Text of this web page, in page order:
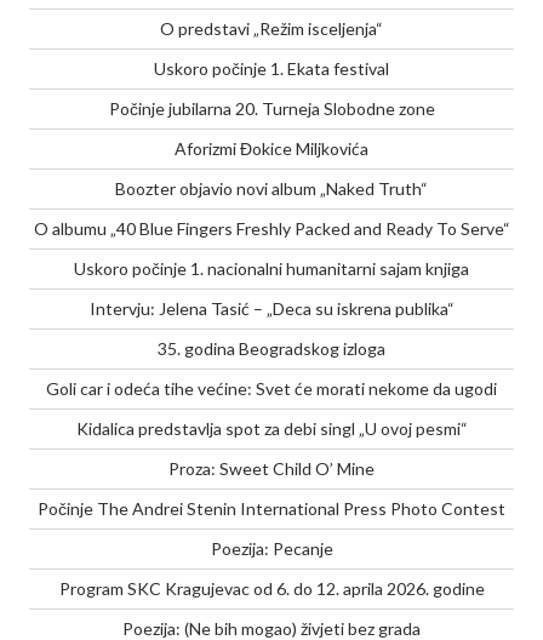
O predstavi „Režim isceljenja“
Uskoro počinje 1. Ekata festival
Počinje jubilarna 20. Turneja Slobodne zone
Aforizmi Đokice Miljkovića
Boozter objavio novi album „Naked Truth“
O albumu „40 Blue Fingers Freshly Packed and Ready To Serve“
Uskoro počinje 1. nacionalni humanitarni sajam knjiga
Intervju: Jelena Tasić – „Deca su iskrena publika“
35. godina Beogradskog izloga
Goli car i odeća tihe većine: Svet će morati nekome da ugodi
Kidalica predstavlja spot za debi singl „U ovoj pesmi“
Proza: Sweet Child O’ Mine
Počinje The Andrei Stenin International Press Photo Contest
Poezija: Pecanje
Program SKC Kragujevac od 6. do 12. aprila 2026. godine
Poezija: (Ne bih mogao) živjeti bez grada